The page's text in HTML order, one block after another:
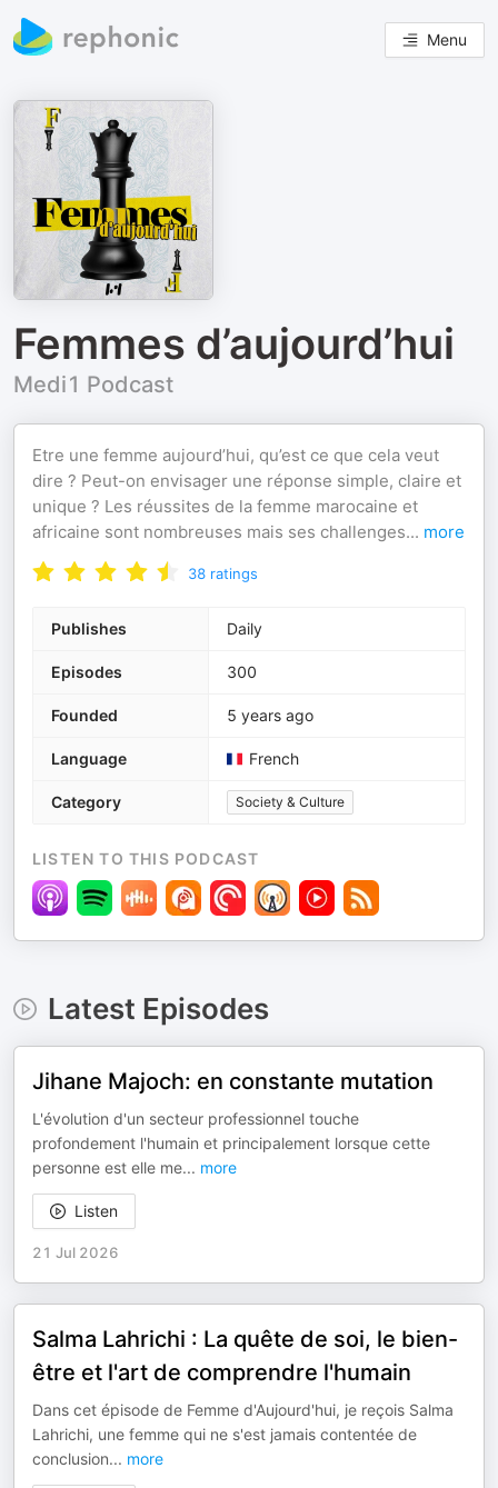
Menu
Femmes d’aujourd’hui
Medi1 Podcast
Etre une femme aujourd’hui, qu’est ce que cela veut
dire ? Peut-on envisager une réponse simple, claire et
unique ? Les réussites de la femme marocaine et
africaine sont nombreuses mais ses challenges... more
38 ratings
Publishes Daily
Episodes 300
Founded 5 years ago
Language French
Category Society & Culture
LISTEN TO THIS PODCAST
Latest Episodes
Jihane Majoch: en constante mutation
L'évolution d'un secteur professionnel touche
profondement l'humain et principalement lorsque cette
personne est elle me... more
Listen
21 Jul 2026
Salma Lahrichi : La quête de soi, le bien-
être et l'art de comprendre l'humain
Dans cet épisode de Femme d'Aujourd'hui, je reçois Salma
Lahrichi, une femme qui ne s'est jamais contentée de
conclusion... more